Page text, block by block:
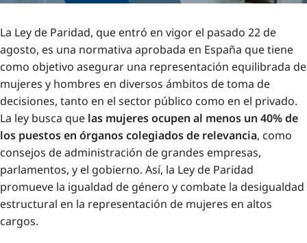
La Ley de Paridad, que entró en vigor el pasado 22 de
agosto, es una normativa aprobada en España que tiene
como objetivo asegurar una representación equilibrada de
mujeres y hombres en diversos ámbitos de toma de
decisiones, tanto en el sector público como en el privado.
La ley busca que las mujeres ocupen al menos un 40% de
los puestos en órganos colegiados de relevancia, como
consejos de administración de grandes empresas,
parlamentos, y el gobierno. Así, la Ley de Paridad
promueve la igualdad de género y combate la desigualdad
estructural en la representación de mujeres en altos
cargos.